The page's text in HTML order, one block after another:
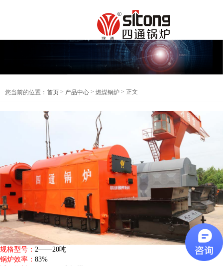
您当前的位置： 首页 > 产品中心 > 燃煤锅炉 > 正文
规格型号： 2——20吨
锅炉效率： 83%